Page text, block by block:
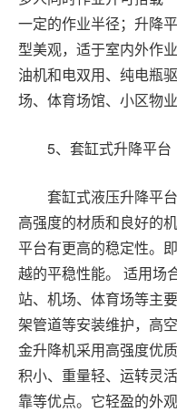
一定的作业半径；升降
型美观，适于室内外作
油机和电双用、纯电瓶
场、体育场馆、小区物
5、套缸式升降平台
套缸式液压升降平
高强度的材质和良好的
平台有更高的稳定性。
越的平稳性能。 适用场
站、机场、体育场等主
架管道等安装维护，高
金升降机采用高强度优
积小、重量轻、运转灵
靠等优点。它轻盈的外